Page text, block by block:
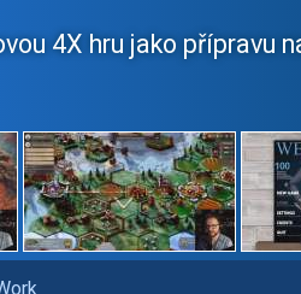
4X hru jako přípravu